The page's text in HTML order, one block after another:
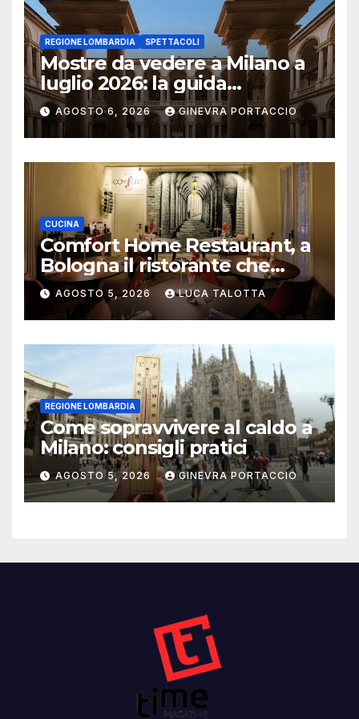
REGIONE LOMBARDIA SPETTACOLI
Mostre da vedere a Milano a
luglio 2026: la guida
aggiornata
AGOSTO 6, 2026 GINEVRA PORTACCIO
CUCINA
Comfort Home Restaurant, a
Bologna il ristorante che
trasforma l’ospitalità in
un’esperienza di casa
AGOSTO 5, 2026 LUCA TALOTTA
REGIONE LOMBARDIA
Come sopravvivere al caldo a
Milano: consigli pratici
AGOSTO 5, 2026 GINEVRA PORTACCIO